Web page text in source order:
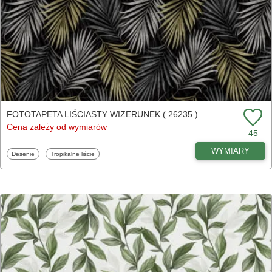
FOTOTAPETA LIŚCIASTY WIZERUNEK ( 26235 )
Cena zależy od wymiarów
45
Fototapety
Desenie Fototapety
Tropikalne liście WYMIARY